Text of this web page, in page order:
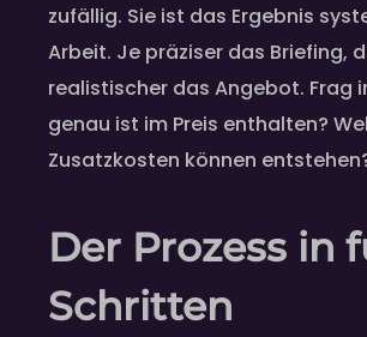
zufällig. Sie ist das Ergebnis
Arbeit. Je präziser das Briefing,
realistischer das Angebot. Frag
genau ist im Preis enthalten?
Zusatzkosten können
Der Prozess in
Schritten